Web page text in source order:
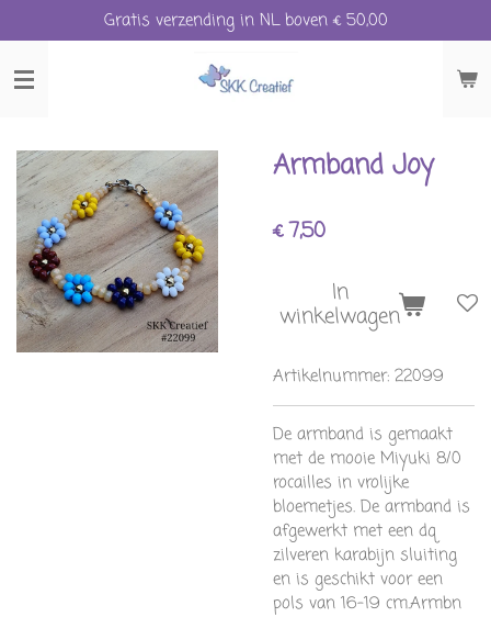
direct
naar
de
Gratis verzending in NL boven € 50,00
Armband Joy
€ 7,50
In
winkelwagen
Artikelnummer: 22099
De armband is gemaakt
met de mooie Miyuki 8/0
rocailles in vrolijke
bloemetjes. De armband is
afgewerkt met een dq
zilveren karabijn sluiting
en is geschikt voor een
pols van 16-19 cm.Armbn